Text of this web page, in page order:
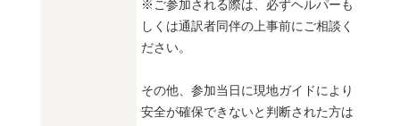
※ご参加される際は、必ずヘルパーも
しくは通訳者同伴の上事前にご相談く
ださい。
その他、参加当日に現地ガイドにより
安全が確保できないと判断された方は